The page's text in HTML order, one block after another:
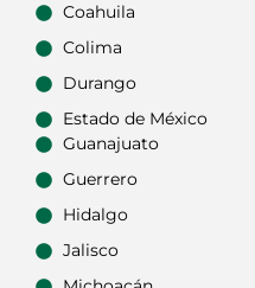
Coahuila
Colima
Durango
Estado de México
Guanajuato
Guerrero
Hidalgo
Jalisco